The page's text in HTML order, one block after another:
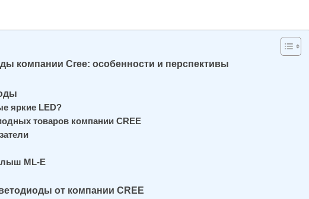
компании Cree: особенности и перспективы
яркие LED?
товаров компании CREE
ML-E
от компании CREE